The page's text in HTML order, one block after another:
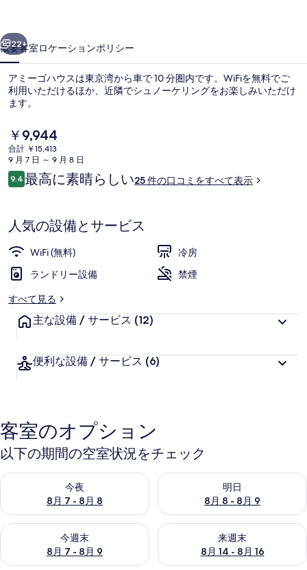
の
写
真
ギ
ャ
ラ
リ
次へ
22+
概要客室ロケーションポリシー
アミーゴハウスは東京湾から車で 10 分圏内です。WiFiを無料でご
利用いただけるほか、近隣でシュノーケリングをお楽しみいただけ
ます。
現
在
の
料
金
で
す
￥9,944
合計 ￥15,413
9 月 7 日 ～ 9 月 8 日
口
コ
9.410段階中9.4
最高に素晴らしい25 件の口コミをすべて表示
人気の設備とサービス
WiFi (無料)
冷房
ランドリー設備
禁煙
すべて見る
主な設備 / サービス (12)
便利な設備 / サービス (6)
客室のオプション
以下の期間の空室状況をチェック
今夜
8月 7 - 8月 8
今夜 8月 7 - 8月 8 の空室状況をチェック
明日
8月 8 - 8月 9
明日 8月 8 - 8月 9 の空室状況
今週末
8月 7 - 8月 9
今週末 8月 7 - 8月 9 の空室状況をチェック
来週末
8月 14 - 8月 16
来週末 8月 14 - 8月 16 の空室